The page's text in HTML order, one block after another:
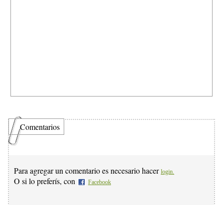
Comentarios
Para agregar un comentario es necesario hacer login.
O si lo preferís, con Facebook